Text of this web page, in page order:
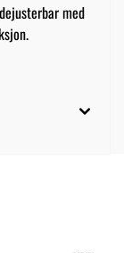
med